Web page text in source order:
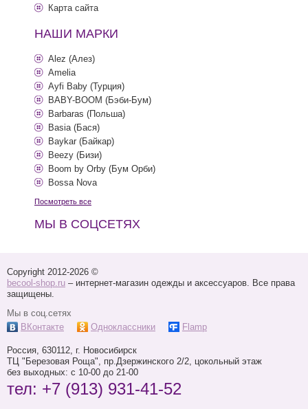
Карта сайта
НАШИ МАРКИ
Alez (Алез)
Amelia
Ayfi Baby (Турция)
BABY-BOOM (Бэби-Бум)
Barbaras (Польша)
Basia (Бася)
Baykar (Байкар)
Beezy (Бизи)
Boom by Orby (Бум Орби)
Bossa Nova
Посмотреть все
МЫ В СОЦСЕТЯХ
Copyright 2012-2026 ©
becool-shop.ru – интернет-магазин одежды и аксессуаров. Все права
защищены.
Мы в соц.сетях
ВКонтакте
Одноклассники Flamp
Россия, 630112, г. Новосибирск
ТЦ "Березовая Роща", пр.Дзержинского 2/2, цокольный этаж
без выходных: с 10-00 до 21-00
тел: +7 (913) 931-41-52